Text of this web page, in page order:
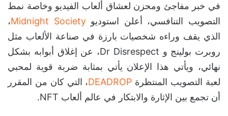
في خبر مفاجئ ومحزن لعشاق ألعاب الفيديو وخاصة نمط
التصويب التنافسي، أعلن استوديو Midnight Society
،
الذي يقف وراءه شخصيات بارزة في صناعة الألعاب مثل
روبرت بولينج و Dr Disrespect، عن إغلاق أبوابه بشكل
نهائي، ويأتي هذا الإعلان يأتي بمثابة ضربة قوية لمحبي
لعبة التصويب المنتظرة DEADROP، التي كان من المقرر
أن تجمع بين الإثارة والابتكار في عالم ألعاب NFT.